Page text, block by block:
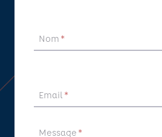
Nom *
Email *
Message *